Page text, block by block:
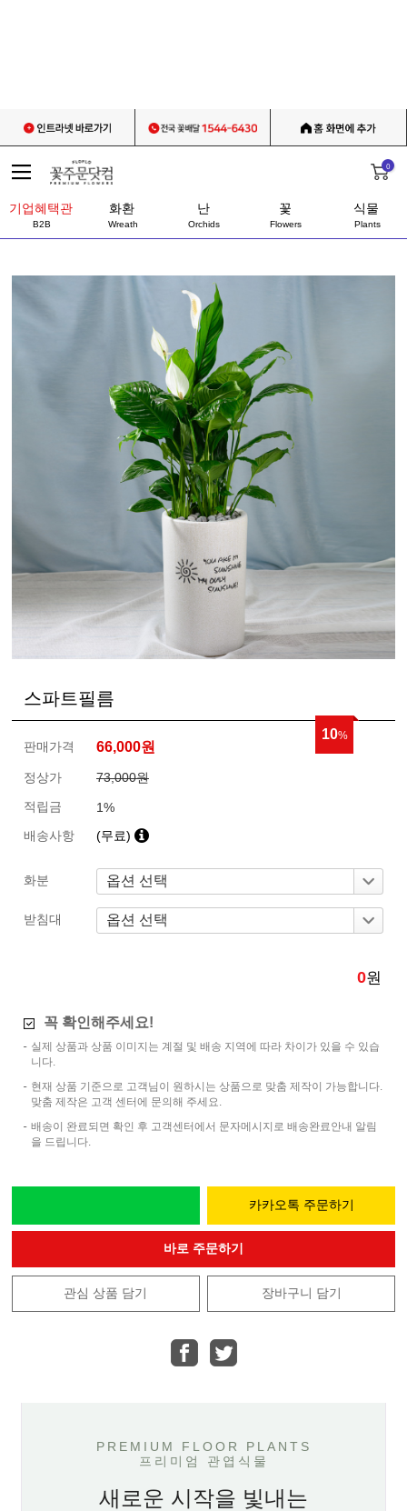
0
기업혜택관
B2B
화환
Wreath
난
Orchids
꽃
Flowers
식물
Plants
스파트필름
10%
판매가격 66,000원
정상가
73,000원
적립금
1%
배송사항
(무료)
화분
받침대
0원
꼭 확인해주세요!
실제 상품과 상품 이미지는 계절 및 배송 지역에 따라 차이가 있을 수 있습
니다.
현재 상품 기준으로 고객님이 원하시는 상품으로 맞춤 제작이 가능합니다.
맞춤 제작은 고객 센터에 문의해 주세요.
배송이 완료되면 확인 후 고객센터에서 문자메시지로 배송완료안내 알림
을 드립니다.
카카오톡 주문하기
바로 주문하기
관심 상품 담기 장바구니 담기
PREMIUM FLOOR PLANTS
프리미엄 관엽식물
새로운 시작을 빛내는